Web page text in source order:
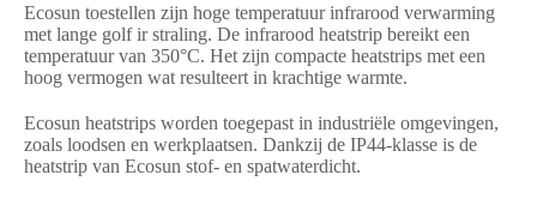
Ecosun toestellen zijn hoge temperatuur infrarood verwarming
met lange golf ir straling. De infrarood heatstrip bereikt een
temperatuur van 350°C. Het zijn compacte heatstrips met een
hoog vermogen wat resulteert in krachtige warmte.
Ecosun heatstrips worden toegepast in industriële omgevingen,
zoals loodsen en werkplaatsen. Dankzij de IP44-klasse is de
heatstrip van Ecosun stof- en spatwaterdicht.